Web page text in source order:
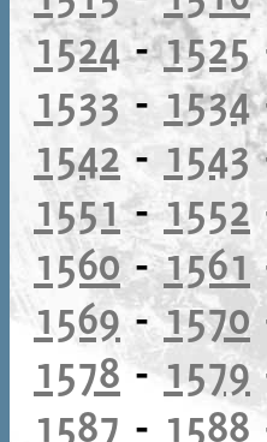
1524-1525
1533 - 1534
1542 - 1543
1551-1552
1560-1561
1569-1570
1578-1579
1587 - 1588